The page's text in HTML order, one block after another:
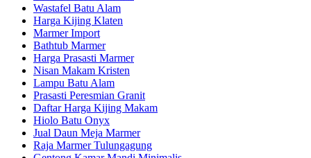
Wastafel Batu Alam
Harga Kijing Klaten
Marmer Import
Bathtub Marmer
Harga Prasasti Marmer
Nisan Makam Kristen
Lampu Batu Alam
Prasasti Peresmian Granit
Daftar Harga Kijing Makam
Hiolo Batu Onyx
Jual Daun Meja Marmer
Raja Marmer Tulungagung